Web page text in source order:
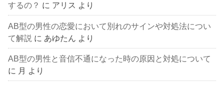
するの？ に アリス より
AB型の男性の恋愛において別れのサインや対処法につい
て解説 に あゆたん より
AB型の男性と音信不通になった時の原因と対処について
に 月 より